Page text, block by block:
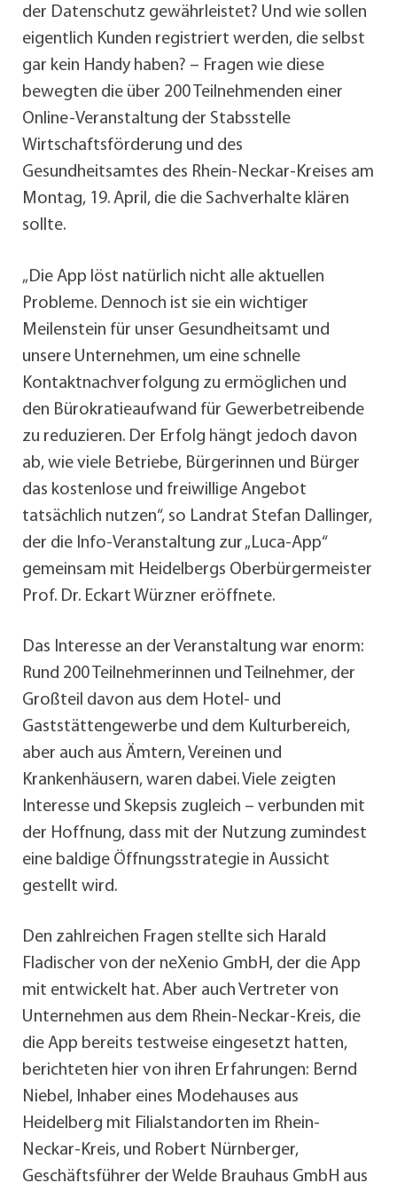
der Datenschutz gewährleistet? Und wie sollen
eigentlich Kunden registriert werden, die selbst
gar kein Handy haben? – Fragen wie diese
bewegten die über 200 Teilnehmenden einer
Online-Veranstaltung der Stabsstelle
Wirtschaftsförderung und des
Gesundheitsamtes des Rhein-Neckar-Kreises am
Montag, 19. April, die die Sachverhalte klären
sollte.
„Die App löst natürlich nicht alle aktuellen
Probleme. Dennoch ist sie ein wichtiger
Meilenstein für unser Gesundheitsamt und
unsere Unternehmen, um eine schnelle
Kontaktnachverfolgung zu ermöglichen und
den Bürokratieaufwand für Gewerbetreibende
zu reduzieren. Der Erfolg hängt jedoch davon
ab, wie viele Betriebe, Bürgerinnen und Bürger
das kostenlose und freiwillige Angebot
tatsächlich nutzen“, so Landrat Stefan Dallinger,
der die Info-Veranstaltung zur „Luca-App“
gemeinsam mit Heidelbergs Oberbürgermeister
Prof. Dr. Eckart Würzner eröffnete.
Das Interesse an der Veranstaltung war enorm:
Rund 200 Teilnehmerinnen und Teilnehmer, der
Großteil davon aus dem Hotel- und
Gaststättengewerbe und dem Kulturbereich,
aber auch aus Ämtern, Vereinen und
Krankenhäusern, waren dabei. Viele zeigten
Interesse und Skepsis zugleich – verbunden mit
der Hoffnung, dass mit der Nutzung zumindest
eine baldige Öffnungsstrategie in Aussicht
gestellt wird.
Den zahlreichen Fragen stellte sich Harald
Fladischer von der neXenio GmbH, der die App
mit entwickelt hat. Aber auch Vertreter von
Unternehmen aus dem Rhein-Neckar-Kreis, die
die App bereits testweise eingesetzt hatten,
berichteten hier von ihren Erfahrungen: Bernd
Niebel, Inhaber eines Modehauses aus
Heidelberg mit Filialstandorten im Rhein-
Neckar-Kreis, und Robert Nürnberger,
Geschäftsführer der Welde Brauhaus GmbH aus